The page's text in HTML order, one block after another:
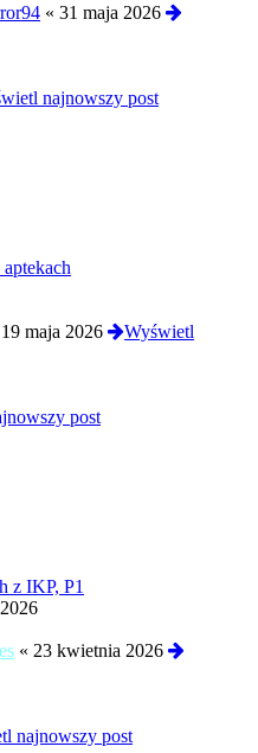
« 31 maja 2026
najnowszy post
19 maja 2026
Wyświetl
post
z IKP, P1
« 23 kwietnia 2026
najnowszy post